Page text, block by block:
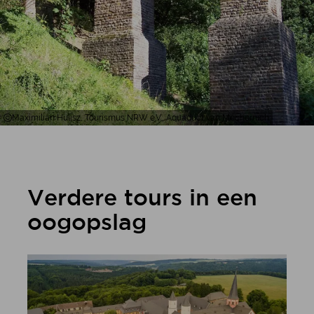
Maximilian Hulisz, Tourismus NRW e.V., Aquaduct van Mechernich
Verdere tours in een
oogopslag
meer informatie